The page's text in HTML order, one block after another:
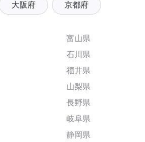
大阪府 京都府
富山県
石川県
福井県
山梨県
長野県
岐阜県
静岡県